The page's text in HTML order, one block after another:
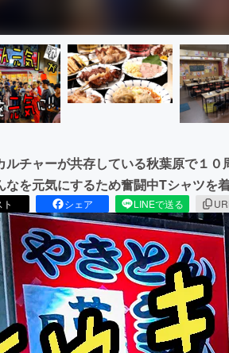
ルチャーが共存している秋葉原で１
なを元気にするため奮闘中Tシャツを
シェア LINEで送る